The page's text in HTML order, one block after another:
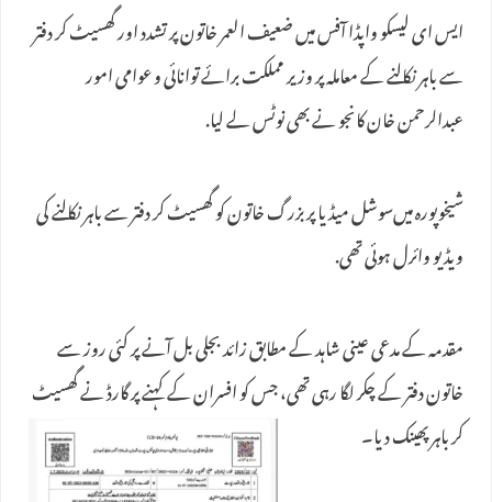
ایس ای لیسکو واپڈا آفس میں ضعیف العمر خاتون پر تشدد اور گھسیٹ کر دفتر
سے باہر نکالنے کے معاملہ پر وزیر مملکت برائے توانائی و عوامی امور
عبدالرحمن خان کانجو نے بھی نوٹس لے لیا.
شیخوپورہ میں‌سوشل میڈیا پر بزرگ خاتون کو گھسیٹ کر دفتر سے باہر نکالنے کی
ویڈیو وائرل ہوئی تھی.
مقدمہ کے مدعی عینی شاہد کے مطابق زائد بجلی بل آنے پر کئی روز سے
خاتون دفتر کے چکر لگا رہی تھی، جس کو افسران کے کہنے پر گارڈ نے گھسیٹ
کر باہر پھینک دیا۔